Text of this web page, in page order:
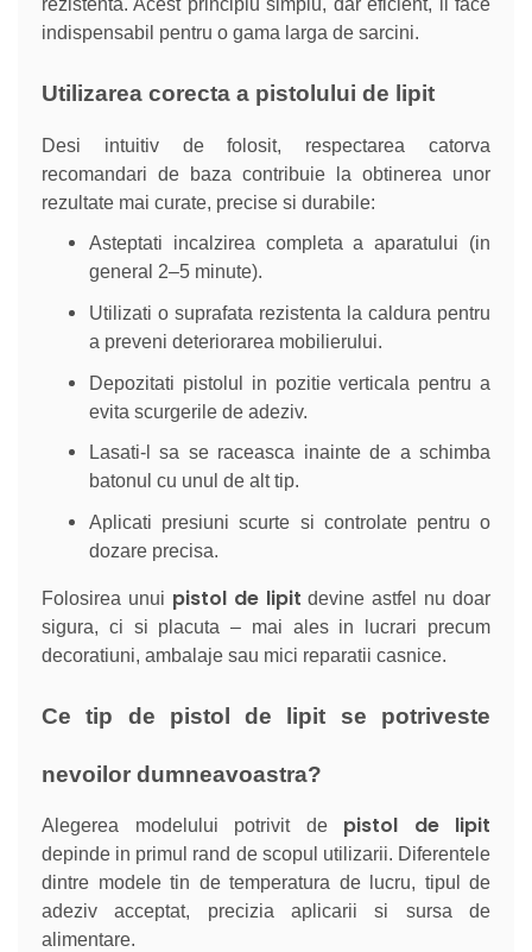
rezistenta. Acest principiu simplu, dar eficient, il face
indispensabil pentru o gama larga de sarcini.
Utilizarea corecta a pistolului de lipit
Desi intuitiv de folosit, respectarea catorva
recomandari de baza contribuie la obtinerea unor
rezultate mai curate, precise si durabile:
Asteptati incalzirea completa a aparatului (in
general 2–5 minute).
Utilizati o suprafata rezistenta la caldura pentru
a preveni deteriorarea mobilierului.
Depozitati pistolul in pozitie verticala pentru a
evita scurgerile de adeziv.
Lasati-l sa se raceasca inainte de a schimba
batonul cu unul de alt tip.
Aplicati presiuni scurte si controlate pentru o
dozare precisa.
Folosirea unui pistol de lipit devine astfel nu doar
sigura, ci si placuta – mai ales in lucrari precum
decoratiuni, ambalaje sau mici reparatii casnice.
Ce tip de pistol de lipit se potriveste
nevoilor dumneavoastra?
Alegerea modelului potrivit de pistol de lipit
depinde in primul rand de scopul utilizarii. Diferentele
dintre modele tin de temperatura de lucru, tipul de
adeziv acceptat, precizia aplicarii si sursa de
alimentare.